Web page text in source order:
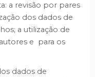
a revisão por pares
dos dados de
a utilização de
e para os
dados de